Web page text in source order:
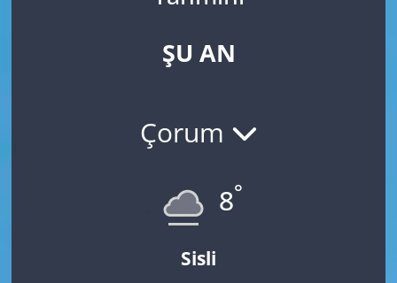
ŞU AN
Çorum
8°
Sisli